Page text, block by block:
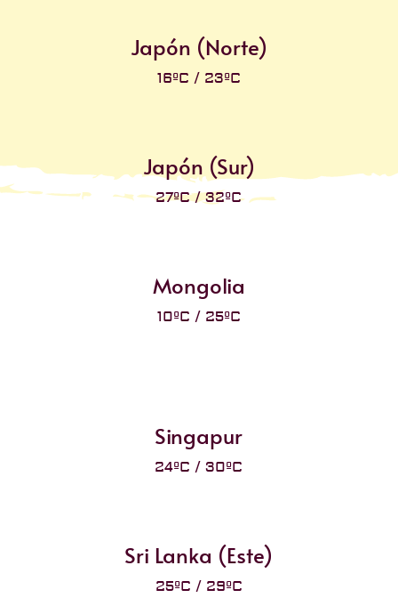
Japón (Norte)
16ºC / 23ºC
Japón (Sur)
27ºC / 32ºC
Mongolia
10ºC / 25ºC
Singapur
24ºC / 30ºC
Sri Lanka (Este)
25ºC / 29ºC